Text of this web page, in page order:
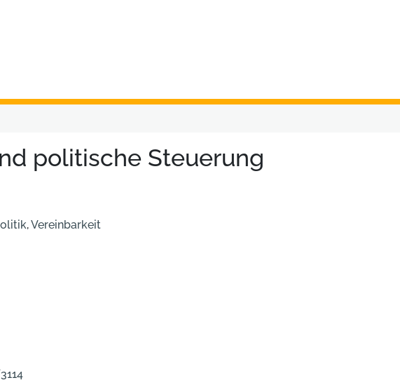
politische Steuerung
,Vereinbarkeit